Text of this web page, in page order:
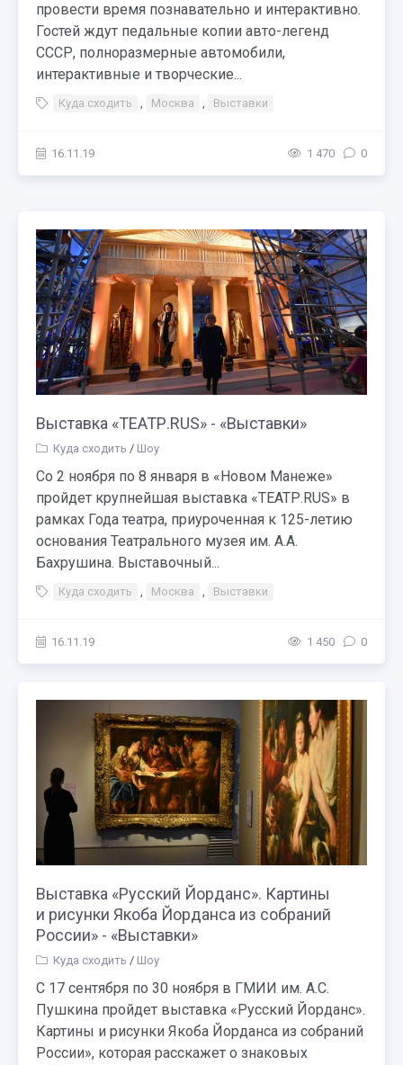
провести время познавательно и интерактивно.
Гостей ждут педальные копии авто-легенд
СССР, полноразмерные автомобили,
интерактивные и творческие...
Куда сходить , Москва , Выставки
16.11.19 1 470 0
Выставка «ТЕАТР.RUS» - «Выставки»
Куда сходить / Шоу
Со 2 ноября по 8 января в «Новом Манеже»
пройдет крупнейшая выставка «ТЕАТР.RUS» в
рамках Года театра, приуроченная к 125-летию
основания Театрального музея им. А.А.
Бахрушина. Выставочный...
Куда сходить , Москва , Выставки
16.11.19 1 450 0
Выставка «Русский Йорданс». Картины
и рисунки Якоба Йорданса из собраний
России» - «Выставки»
Куда сходить / Шоу
С 17 сентября по 30 ноября в ГМИИ им. А.С.
Пушкина пройдет выставка «Русский Йорданс».
Картины и рисунки Якоба Йорданса из собраний
России», которая расскажет о знаковых